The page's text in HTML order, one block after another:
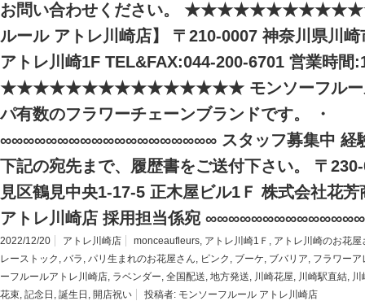
お問い合わせください。
ルール アトレ川崎店】 〒210-0007 神奈川県川
アトレ川崎1F TEL&FAX:044-200-6701 営業時間
★★★★★★★★★★★★★★★ モンソーフルール
パ有数のフラワーチェーンブランドです。 ・
∞∞∞∞∞∞∞∞∞∞∞∞∞∞∞∞∞∞∞ スタッフ募集中 経
下記の宛先まで、履歴書をご送付下さい。 〒
見区鶴見中央1-17-5 正木屋ビル1Ｆ 株式会社花
アトレ川崎店 採用担当係宛
2022/12/20 アトレ川崎店 monceaufleurs, アトレ川崎1Ｆ , アトレ川崎のお花屋
レーストック , バラ , パリ生まれのお花屋さん, ピンク , ブーケ, ブバリア, フラワーア
ーフルールアトレ川崎店, ラベンダー, 全国配送, 地方発送, 川崎花屋, 川崎駅直結, 川
花束, 記念日 , 誕生日 , 開店祝い 投稿者: モンソーフルール アトレ川崎店